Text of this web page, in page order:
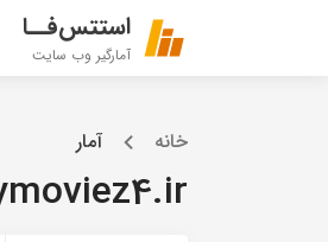
استتس‌فــا
آمارگیر وب سایت
خانه آمار